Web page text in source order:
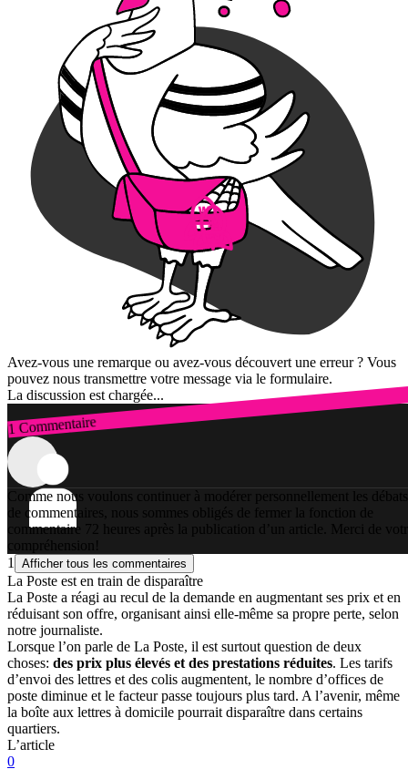
Avez-vous une remarque ou avez-vous découvert une erreur ? Vous
pouvez nous transmettre votre message via le formulaire.
La discussion est chargée...
1 Commentaire
Connexion
Comme nous voulons continuer à modérer personnellement les débats
de commentaires, nous sommes obligés de fermer la fonction de
commentaire 72 heures après la publication d’un article. Merci de
compréhension!
1
Afficher tous les commentaires
La Poste est en train de disparaître
La Poste a réagi au recul de la demande en augmentant ses prix et en
réduisant son offre, organisant ainsi elle-même sa propre perte, selon
notre journaliste.
Lorsque l’on parle de La Poste, il est surtout question de deux
choses: des prix plus élevés et des prestations réduites. Les tarifs
d’envoi des lettres et des colis augmentent, le nombre d’offices de
poste diminue et le facteur passe toujours plus tard. A l’avenir, même
la boîte aux lettres à domicile pourrait disparaître dans certains
quartiers.
L’article
0